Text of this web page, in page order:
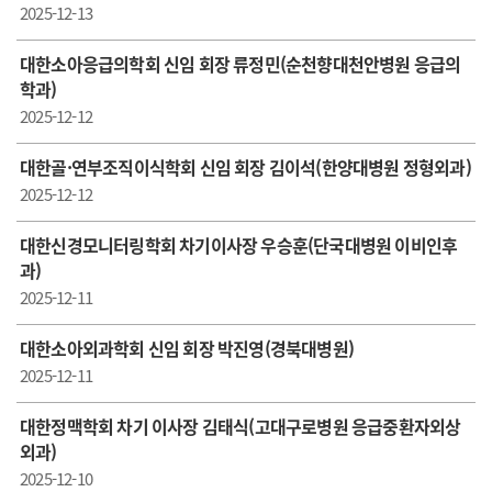
2025-12-13
대한소아응급의학회 신임 회장 류정민(순천향대천안병원 응급의
학과)
2025-12-12
대한골·연부조직이식학회 신임 회장 김이석(한양대병원 정형외과)
2025-12-12
대한신경모니터링학회 차기이사장 우승훈(단국대병원 이비인후
과)
2025-12-11
대한소아외과학회 신임 회장 박진영(경북대병원)
2025-12-11
대한정맥학회 차기 이사장 김태식(고대구로병원 응급중환자외상
외과)
2025-12-10